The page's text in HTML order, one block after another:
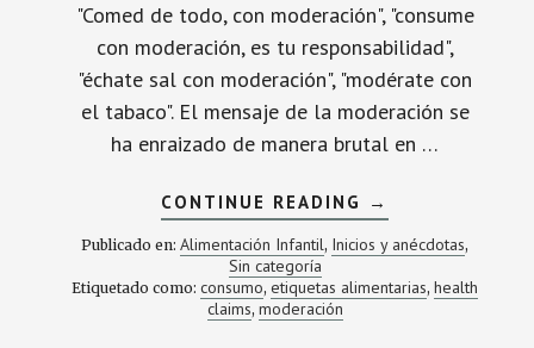
"Comed de todo, con moderación", "consume
con moderación, es tu responsabilidad",
"échate sal con moderación", "modérate con
el tabaco". El mensaje de la moderación se
ha enraizado de manera brutal en …
CONTINUE READING ACERCA
DE
¿MODERAOS?,
¡INSENTATOS!
→
Publicado en:Alimentación Infantil, Inicios y anécdotas,
Sin categoría
Etiquetado como:consumo,etiquetas alimentarias, health
claims, moderación